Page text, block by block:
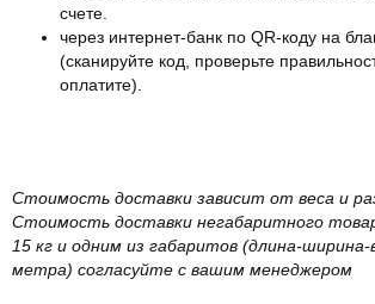
счете.
через интернет-банк по QR-коду на
(сканируйте код, проверьте
оплатите).
Стоимость доставки зависит от веса и
Стоимость доставки негабаритного
15 кг и одним из габаритов (длина-
метра) согласуйте с вашим менеджером